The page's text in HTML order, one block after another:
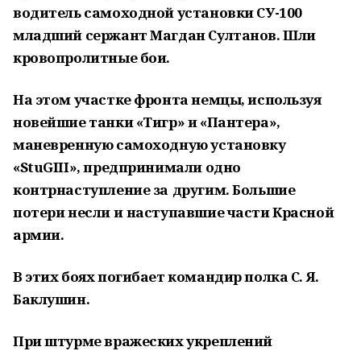
водитель самоходной установки СУ-100
младший сержант Магдан Султанов. Шли
кровопролитные бои.
На этом участке фронта немцы, используя
новейшие танки «Тигр» и «Пантера»,
маневренную самоходную установку
«StuGIII», предпринимали одно
контрнаступление за другим. Большие
потери несли и наступавшие части Красной
армии.
В этих боях погибает командир полка С. Я.
Баклушин.
При штурме вражеских укреплений